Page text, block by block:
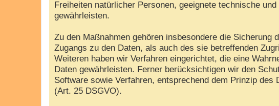
Freiheiten natürlicher Personen, geeignete technische
gewährleisten.
Zu den Maßnahmen gehören insbesondere die
Zugangs zu den Daten, als auch des sie betreffenden
Weiteren haben wir Verfahren eingerichtet, die eine
Daten gewährleisten. Ferner berücksichtigen wir den
Software sowie Verfahren, entsprechend dem Prinzip
(Art. 25 DSGVO).